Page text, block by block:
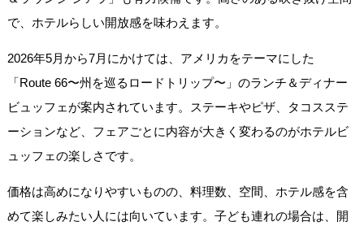
で、ホテルらしい開放感を味わえます。
2026年5月から7月にかけては、アメリカをテーマにした
「Route 66〜州を巡るロードトリップ〜」のランチ＆ディナー
ビュッフェが案内されています。ステーキやピザ、タコスステ
ーションなど、フェアごとに内容が大きく変わるのがホテルビ
ュッフェの楽しさです。
価格は高めになりやすいものの、料理数、空間、ホテル感を含
めて楽しみたい人には向いています。子ども連れの場合は、開